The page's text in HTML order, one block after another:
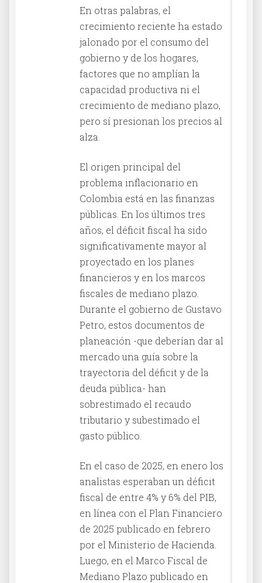
En otras palabras, el
crecimiento reciente ha estado
jalonado por el consumo del
gobierno y de los hogares,
factores que no amplían la
capacidad productiva ni el
crecimiento de mediano plazo,
pero sí presionan los precios al
alza.
El origen principal del
problema inflacionario en
Colombia está en las finanzas
públicas. En los últimos tres
años, el déficit fiscal ha sido
significativamente mayor al
proyectado en los planes
financieros y en los marcos
fiscales de mediano plazo.
Durante el gobierno de Gustavo
Petro, estos documentos de
planeación -que deberían dar al
mercado una guía sobre la
trayectoria del déficit y de la
deuda pública- han
sobrestimado el recaudo
tributario y subestimado el
gasto público.
En el caso de 2025, en enero los
analistas esperaban un déficit
fiscal de entre 4% y 6% del PIB,
en línea con el Plan Financiero
de 2025 publicado en febrero
por el Ministerio de Hacienda.
Luego, en el Marco Fiscal de
Mediano Plazo publicado en